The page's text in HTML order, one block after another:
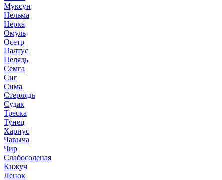
Муксун
Нельма
Нерка
Омуль
Осетр
Палтус
Пелядь
Семга
Сиг
Сима
Стерлядь
Судак
Треска
Тунец
Хариус
Чавыча
Чир
Слабосоленая
Кижуч
Ленок